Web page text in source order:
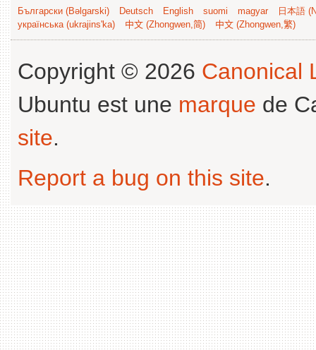
Български (Bəlgarski) Deutsch English suomi magyar
日本語
українська (ukrajins'ka)
中文 (Zhongwen,简) 中文 (Zhongwen,繁)
Copyright © 2026 Canonical
Ubuntu est une marque de
site.
Report a bug on this site.